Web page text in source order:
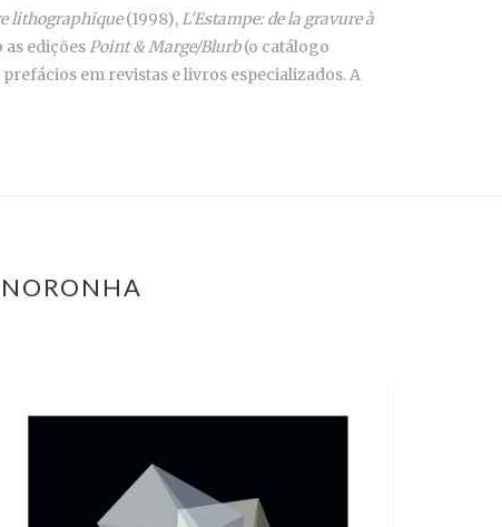
lithographique(1998),L'Estampe: de la gravure à
as ediçõesPoint & Marge/Blurb(o catálogo
em revistas e livros especializados. A